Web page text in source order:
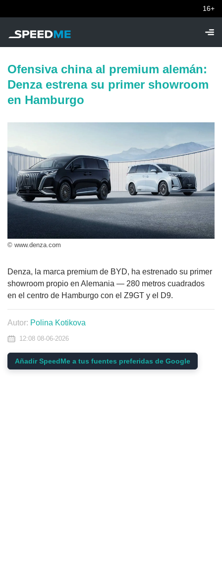
16+
Ofensiva china al premium alemán:
Denza estrena su primer showroom
en Hamburgo
© www.denza.com
Denza, la marca premium de BYD, ha estrenado su primer
showroom propio en Alemania — 280 metros cuadrados
en el centro de Hamburgo con el Z9GT y el D9.
Autor: Polina Kotikova
12:08 08-06-2026
Añadir SpeedMe a tus fuentes preferidas de Google